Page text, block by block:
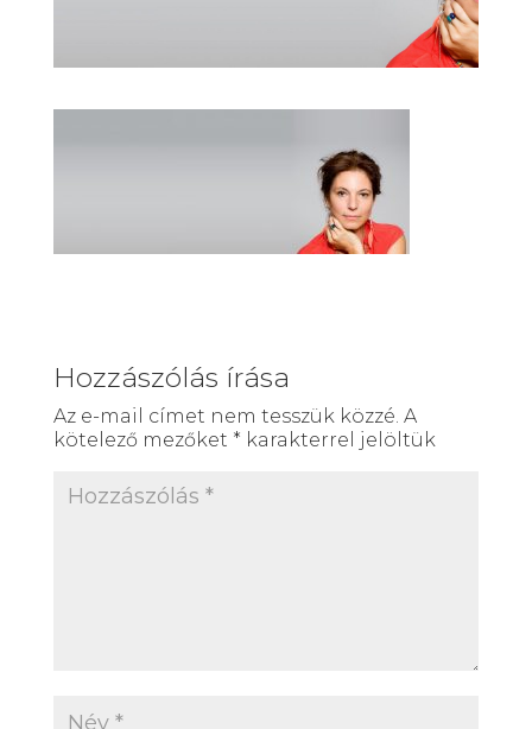
Hozzászólás írása
Az e-mail címet nem tesszük közzé. A
kötelező mezőket * karakterrel jelöltük